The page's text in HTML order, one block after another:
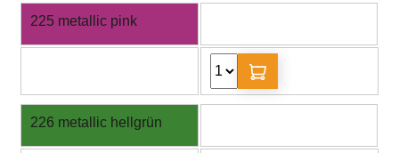
225 metallic pink
226 metallic hellgrün